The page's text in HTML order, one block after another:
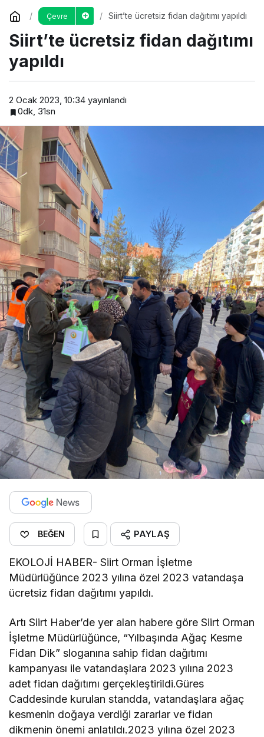
Çevre Siirt’te ücretsiz fidan dağıtımı yapıldı
Siirt’te ücretsiz fidan dağıtımı
yapıldı
2 Ocak 2023, 10:34 yayınlandı
0dk, 31sn
BEĞEN PAYLAŞ
EKOLOJİ HABER- Siirt Orman İşletme
Müdürlüğünce 2023 yılına özel 2023 vatandaşa
ücretsiz fidan dağıtımı yapıldı.
Artı Siirt Haber’de yer alan habere göre Siirt Orman
İşletme Müdürlüğünce, “Yılbaşında Ağaç Kesme
Fidan Dik” sloganına sahip fidan dağıtımı
kampanyası ile vatandaşlara 2023 yılına 2023
adet fidan dağıtımı gerçekleştirildi.Güres
Caddesinde kurulan standda, vatandaşlara ağaç
kesmenin doğaya verdiği zararlar ve fidan
dikmenin önemi anlatıldı.2023 yılına özel 2023